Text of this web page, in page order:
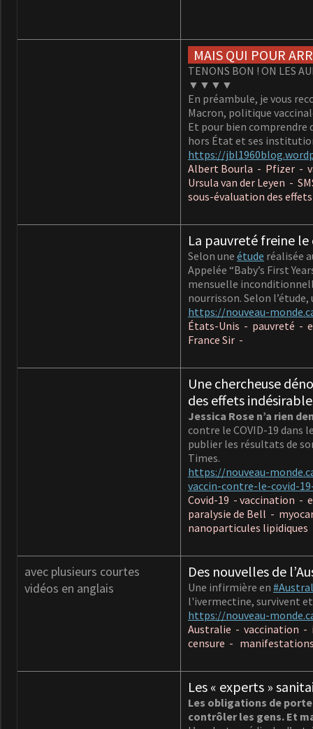
MAIS QUI POUR
TENONS BON ! ON LES
▼▼▼▼
En préambule, je vous
Macron, politique
Et pour bien comprendre
hors État et ses
https://
Albert Bourla - Pfizer -
Ursula van der Leyen -
sous-évaluation des
La pauvreté freine
Selon une étude réalisée
Appelée “Baby’s First
mensuelle
nourrisson. Selon
https://nouveau-
États-Unis - pauvreté -
France Sir -
Une chercheuse
des effets
Jessica Rose n’a rien
contre le COVID-19 dans
publier les résultats de
Times.
https://nouveau-
vaccin-contre-le-covid-
Covid-19 - vaccination -
paralysie de Bell -
nanoparticules
avec plusieurs courtes
vidéos en anglais
Des nouvelles de
Une infirmière en
l'ivermectine, survivent
https://nouveau-
Australie - vaccination -
censure -
Les « experts »
Les obligations de
contrôler les gens. Et